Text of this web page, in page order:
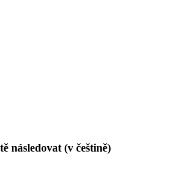
následovat (v češtině)